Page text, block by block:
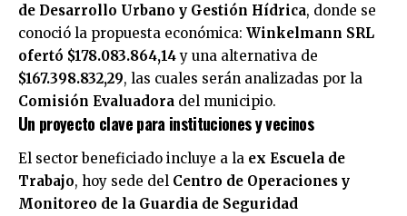
de Desarrollo Urbano y Gestión Hídrica, donde se
conoció la propuesta económica: Winkelmann SRL
ofertó $178.083.864,14y una alternativa de
$167.398.832,29, las cuales serán analizadas por la
Comisión Evaluadora del municipio.
Un proyecto clave para instituciones y vecinos
El sector beneficiado incluye a la ex Escuela de
Trabajo, hoy sede del Centro de Operaciones y
Monitoreo de la Guardia de Seguridad